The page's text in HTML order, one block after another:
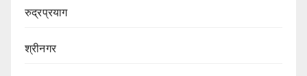
रुद्रप्रयाग
श्रीनगर